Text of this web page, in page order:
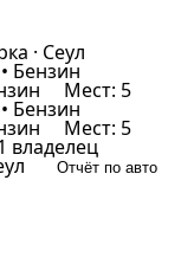
· Сеул
Бензин
Мест: 5
Бензин
Мест: 5
владелец
Отчёт по авто